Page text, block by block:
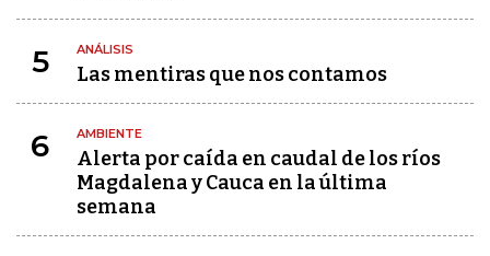
5 ANÁLISIS
Las mentiras que nos contamos
6 AMBIENTE
Alerta por caída en caudal de los ríos
Magdalena y Cauca en la última
semana